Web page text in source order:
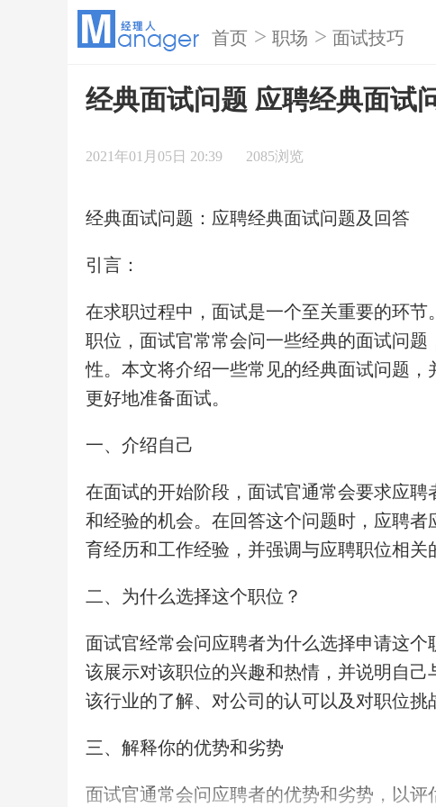
首页 > 职场 > 面试技巧
经典面试问题 应聘经典面试
2021年01月05日 20:39 2085浏览
经典面试问题：应聘经典面试问题及回答
引言：
在求职过程中，面试是一个至关重要的环
职位，面试官常常会问一些经典的面试问
性。本文将介绍一些常见的经典面试问题
更好地准备面试。
一、介绍自己
在面试的开始阶段，面试官通常会要求应聘
和经验的机会。在回答这个问题时，应聘
育经历和工作经验，并强调与应聘职位相关
二、为什么选择这个职位？
面试官经常会问应聘者为什么选择申请这
该展示对该职位的兴趣和热情，并说明自
该行业的了解、对公司的认可以及对职位挑
三、解释你的优势和劣势
面试官通常会问应聘者的优势和劣势，以